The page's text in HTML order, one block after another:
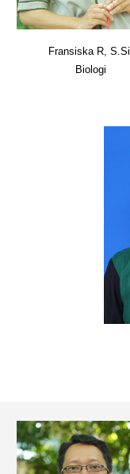
Fransiska R, S.Si.
Biologi